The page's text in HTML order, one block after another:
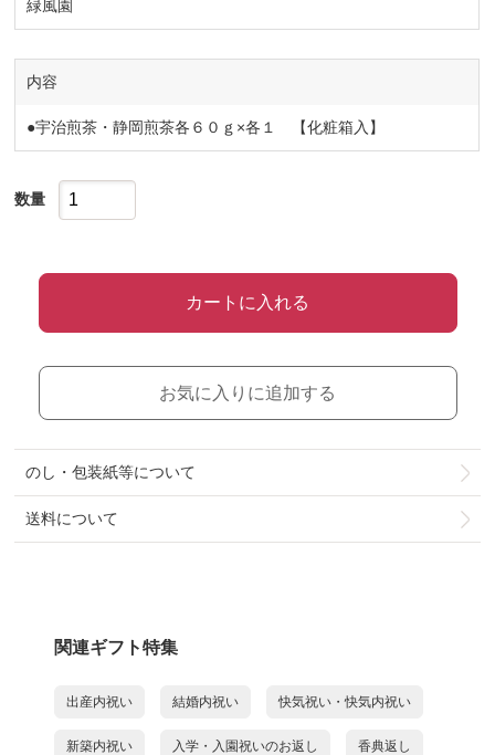
緑風園
内容
●宇治煎茶・静岡煎茶各６０ｇ×各１ 【化粧箱入】
数量
カートに入れる
お気に入りに追加する
のし・包装紙等について
送料について
関連ギフト特集
出産内祝い 結婚内祝い 快気祝い・快気内祝い
新築内祝い 入学・入園祝いのお返し 香典返し